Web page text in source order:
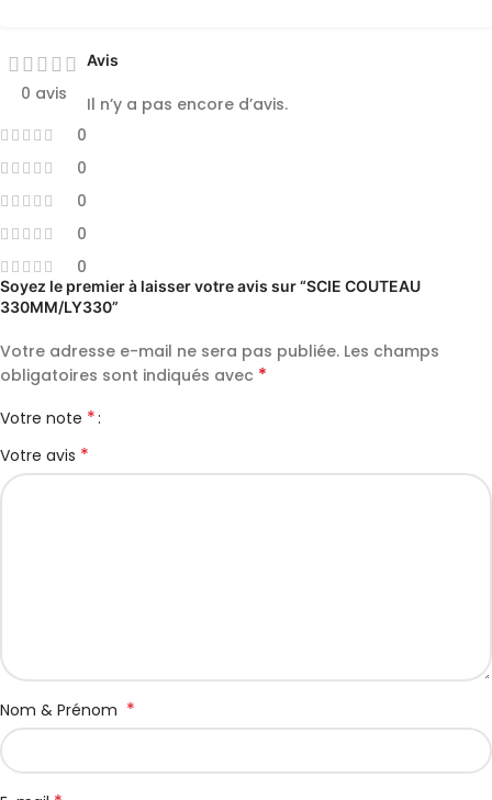
0 avis
0
0
0
0
0
Avis
Il n’y a pas encore d’avis.
Soyez le premier à laisser votre avis sur “SCIE COUTEAU
330MM/LY330”
Votre adresse e-mail ne sera pas publiée. Les champs
obligatoires sont indiqués avec *
Votre note *
Votre avis *
Nom & Prénom *